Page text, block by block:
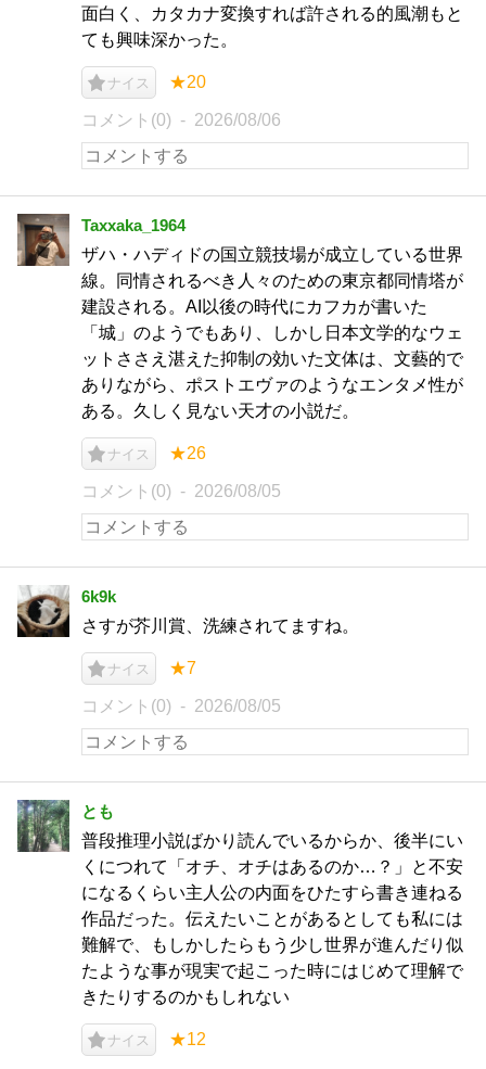
面白く、カタカナ変換すれば許される的風潮もと
ても興味深かった。
ナイス ★20
コメント(0) 2026/08/06
Taxxaka_1964
ザハ・ハディドの国立競技場が成立している世界
線。同情されるべき人々のための東京都同情塔が
建設される。AI以後の時代にカフカが書いた
「城」のようでもあり、しかし日本文学的なウェ
ットささえ湛えた抑制の効いた文体は、文藝的で
ありながら、ポストエヴァのようなエンタメ性が
ある。久しく見ない天才の小説だ。
ナイス ★26
コメント(0) 2026/08/05
6k9k
さすが芥川賞、洗練されてますね。
ナイス ★7
コメント(0) 2026/08/05
とも
普段推理小説ばかり読んでいるからか、後半にい
くにつれて「オチ、オチはあるのか…？」と不安
になるくらい主人公の内面をひたすら書き連ねる
作品だった。伝えたいことがあるとしても私には
難解で、もしかしたらもう少し世界が進んだり似
たような事が現実で起こった時にはじめて理解で
きたりするのかもしれない
ナイス ★12